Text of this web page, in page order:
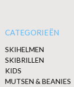
CATEGORIEËN
SKIHELMEN
SKIBRILLEN
KIDS
MUTSEN & BEANIES